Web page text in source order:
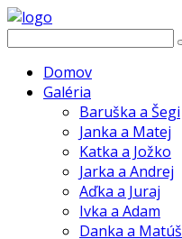
Domov
Galéria
Baruška a Šegi
Janka a Matej
Katka a Jožko
Jarka a Andrej
Aďka a Juraj
Ivka a Adam
Danka a Matúš